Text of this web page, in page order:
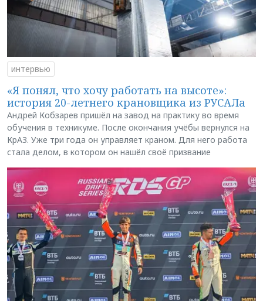
интервью
«Я понял, что хочу работать на высоте»:
история 20-летнего крановщика из РУСАЛа
Андрей Кобзарев пришёл на завод на практику во время
обучения в техникуме. После окончания учёбы вернулся на
КрАЗ. Уже три года он управляет краном. Для него работа
стала делом, в котором он нашёл своё призвание